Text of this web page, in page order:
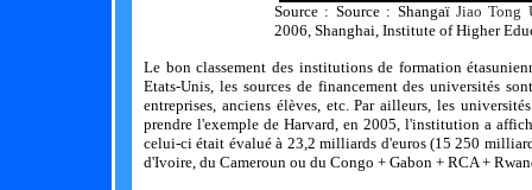
Source : Source : Shangaï Jiao Tong
2006, Shanghai, Institute of Higher
Le bon classement des institutions de formation
Etats-Unis, les sources de financement des universités
entreprises, anciens élèves, etc. Par ailleurs, les
prendre l'exemple de Harvard, en 2005, l'institution a
celui-ci était évalué à 23,2 milliards d'euros (15 250
d'Ivoire, du Cameroun ou du Congo + Gabon + RCA +